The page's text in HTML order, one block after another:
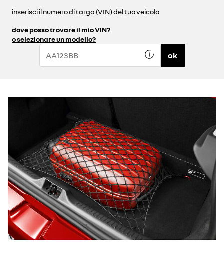
inserisci il numero di targa (VIN) del tuo veicolo
dove posso trovare il mio VIN?
o selezionare un modello?
ok